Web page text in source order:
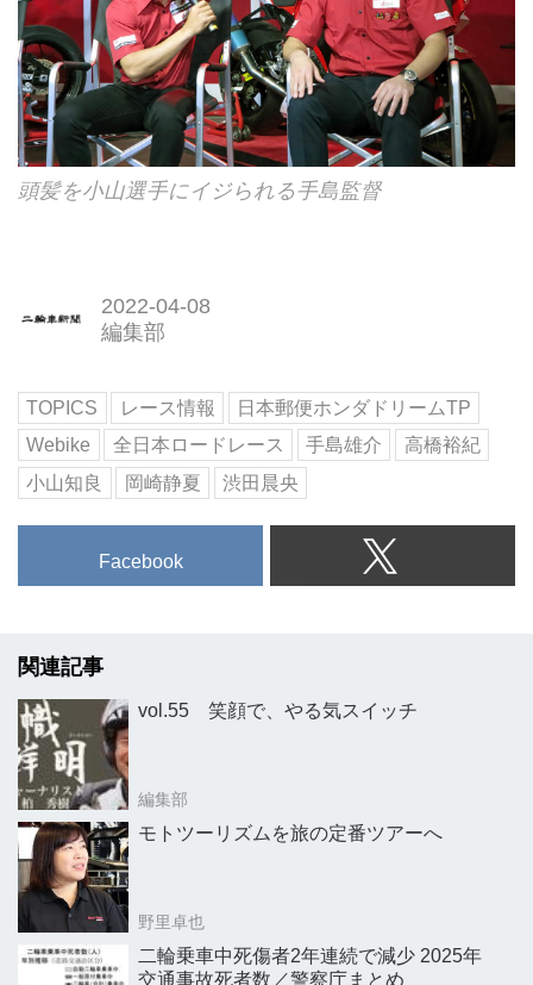
頭髪を小山選手にイジられる手島監督
2022-04-08
編集部
TOPICS レース情報
日本郵便ホンダドリームTP
Webike
全日本ロードレース 手島雄介
高橋裕紀
小山知良
岡崎静夏 渋田晨央
Facebook
関連記事
vol.55 笑顔で、やる気スイッチ
編集部
モトツーリズムを旅の定番ツアーへ
野里卓也
二輪乗車中死傷者2年連続で減少 2025年
交通事故死者数／警察庁まとめ